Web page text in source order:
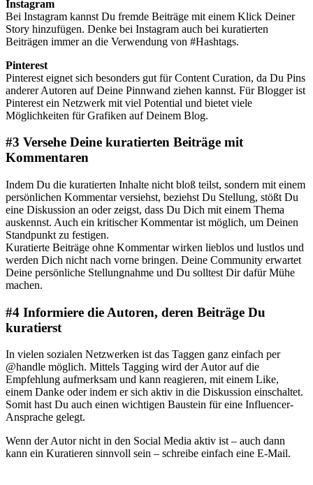
Instagram
Bei Instagram kannst Du fremde Beiträge mit einem Klick Deiner
Story hinzufügen. Denke bei Instagram auch bei kuratierten
Beiträgen immer an die Verwendung von #Hashtags.
Pinterest
Pinterest eignet sich besonders gut für Content Curation, da Du Pins
anderer Autoren auf Deine Pinnwand ziehen kannst. Für Blogger ist
Pinterest ein Netzwerk mit viel Potential und bietet viele
Möglichkeiten für Grafiken auf Deinem Blog.
#3 Versehe Deine kuratierten Beiträge mit
Kommentaren
Indem Du die kuratierten Inhalte nicht bloß teilst, sondern mit einem
persönlichen Kommentar versiehst, beziehst Du Stellung, stößt Du
eine Diskussion an oder zeigst, dass Du Dich mit einem Thema
auskennst. Auch ein kritischer Kommentar ist möglich, um Deinen
Standpunkt zu festigen.
Kuratierte Beiträge ohne Kommentar wirken lieblos und lustlos und
werden Dich nicht nach vorne bringen. Deine Community erwartet
Deine persönliche Stellungnahme und Du solltest Dir dafür Mühe
machen.
#4 Informiere die Autoren, deren Beiträge Du
kuratierst
In vielen sozialen Netzwerken ist das Taggen ganz einfach per
@handle möglich. Mittels Tagging wird der Autor auf die
Empfehlung aufmerksam und kann reagieren, mit einem Like,
einem Danke oder indem er sich aktiv in die Diskussion einschaltet.
Somit hast Du auch einen wichtigen Baustein für eine Influencer-
Ansprache gelegt.
Wenn der Autor nicht in den Social Media aktiv ist – auch dann
kann ein Kuratieren sinnvoll sein – schreibe einfach eine E-Mail.